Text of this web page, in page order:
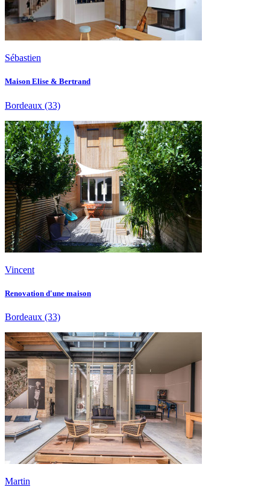
Sébastien
Maison Elise & Bertrand
Bordeaux (33)
Vincent
Renovation d'une maison
Bordeaux (33)
Martin